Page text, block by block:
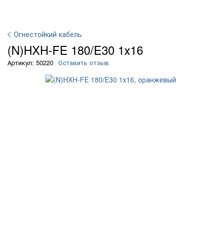
Огнестойкий кабель
(N)HXH-FE 180/E30 1х16
Артикул: 50220 Оставить отзыв